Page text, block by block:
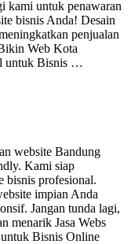
kami untuk penawaran
bisnis Anda! Desain
penjualan
Web Kota
untuk Bisnis …
website Bandung
Kami siap
bisnis profesional.
impian Anda
Jangan tunda lagi,
menarik Jasa Webs
Bisnis Online